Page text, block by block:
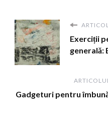
Exerciții
generală:
Gadgeturi pentru